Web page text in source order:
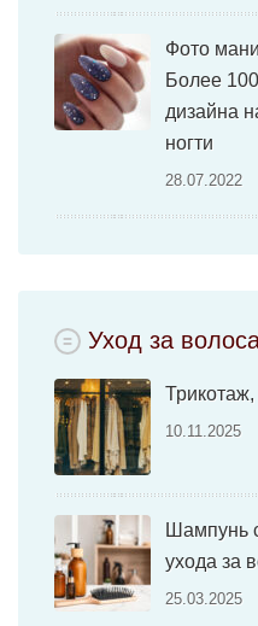
Фото
Более
дизайна
ногти
28.07.2022
Уход за
10.11.2025
Шампунь
ухода за
25.03.2025